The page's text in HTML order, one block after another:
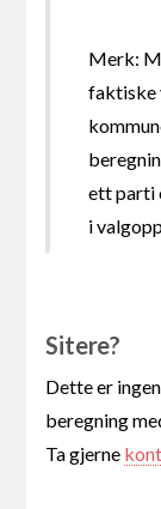
Merk:
faktiske
ett parti
i
Sitere?
Dette er
beregning
Ta gjerne